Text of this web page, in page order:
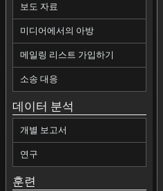
보도 자료
미디어에서의 아방
메일링 리스트 가입하기
소송 대응
데이터 분석
개별 보고서
연구
훈련